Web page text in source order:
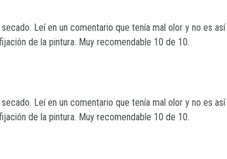
Leí en un comentario que tenía mal olor y no es
de la pintura. Muy recomendable 10 de 10.
Leí en un comentario que tenía mal olor y no es
de la pintura. Muy recomendable 10 de 10.